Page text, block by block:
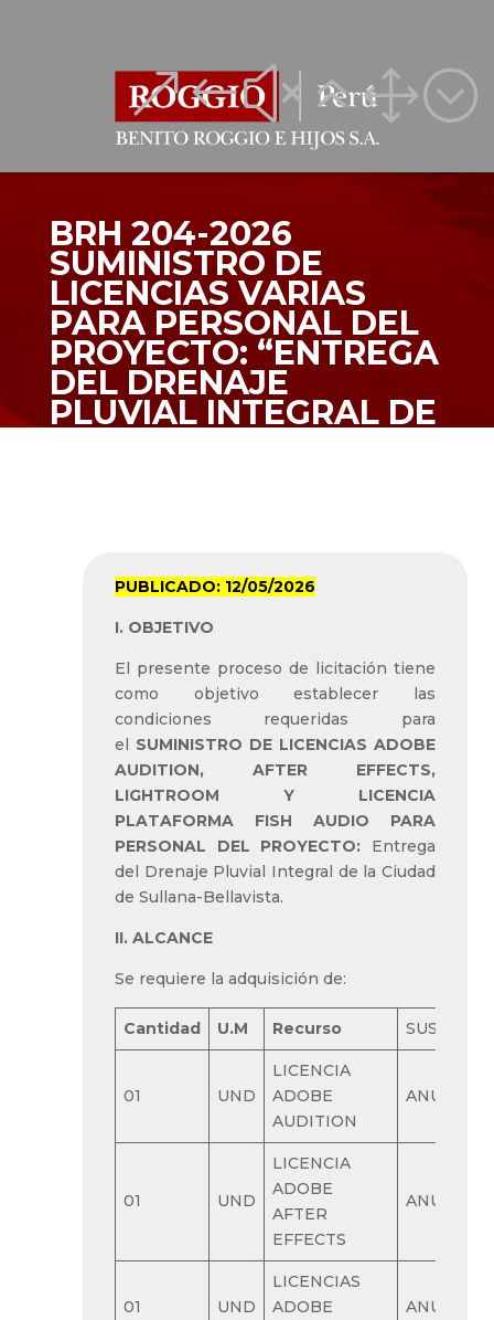
&#x61;
&#x61;
BRH 204-2026
SUMINISTRO DE
LICENCIAS VARIAS
PARA PERSONAL DEL
PROYECTO: “ENTREGA
DEL DRENAJE
PLUVIAL INTEGRAL DE
PUBLICADO: 12/05/2026
I. OBJETIVO
El presente proceso de licitación tiene
como objetivo establecer las
condiciones requeridas para
el SUMINISTRO DE LICENCIAS ADOBE
AUDITION, AFTER EFFECTS,
LIGHTROOM Y LICENCIA
PLATAFORMA FISH AUDIO PARA
PERSONAL DEL PROYECTO: Entrega
del Drenaje Pluvial Integral de la Ciudad
de Sullana-Bellavista.
II. ALCANCE
Se requiere la adquisición de:
Cantidad U.M Recurso
01 UND
LICENCIA
ADOBE
AUDITION
ANUAL
01 UND
LICENCIA
ADOBE
AFTER
EFFECTS
ANUAL
01 UND
LICENCIAS
ADOBE
ANUAL